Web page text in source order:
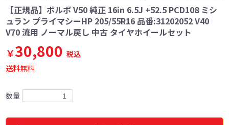
【正規品】ボルボ V50 純正 16in 6.5J +52.5 PCD108 ミシ
ュラン プライマシーHP 205/55R16 品番:31202052 V40
V70 流用 ノーマル戻し 中古 タイヤホイールセット
￥30,800 税込
送料無料
数量